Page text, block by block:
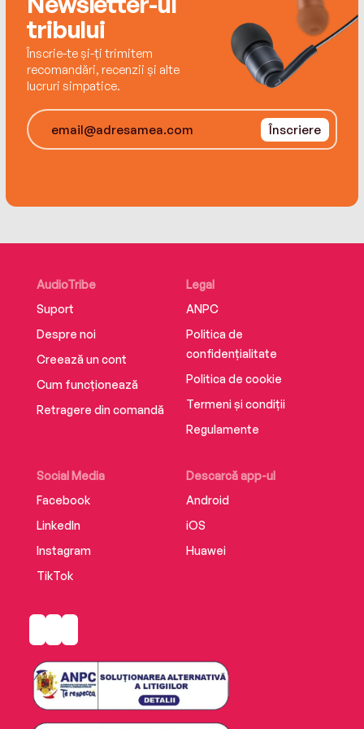
tribului
Înscrie-te și-ți trimitem
recomandări, recenzii și alte
lucruri simpatice.
Înscriere
AudioTribe
Suport
Despre noi
Creează un cont
Cum funcționează
Retragere din comandă
Social Media
Facebook
LinkedIn
Instagram
TikTok
Descarcă app-ul
Android
iOS
Huawei
Legal
ANPC
Politica de
confidențialitate
Politica de cookie
Termeni și condiții
Regulamente